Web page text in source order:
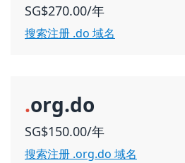
SG$270.00/年
搜索注册 .do 域名
.org.do
SG$150.00/年
搜索注册 .org.do 域名